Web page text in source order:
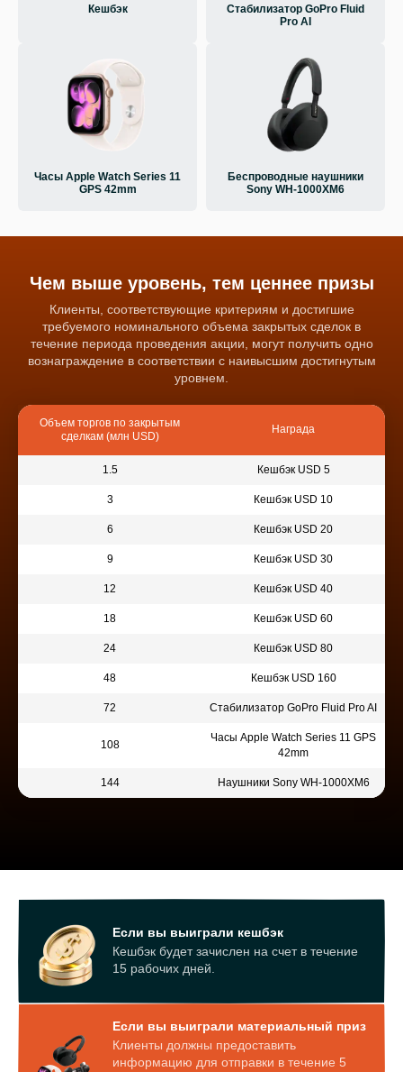
Кешбэк
Стабилизатор GoPro Fluid
Pro AI
Часы Apple Watch Series 11
GPS 42mm
Беспроводные наушники
Sony WH-1000XM6
Чем выше уровень, тем ценнее призы
Клиенты, соответствующие критериям и достигшие
требуемого номинального объема закрытых сделок в
течение периода проведения акции, могут получить одно
вознаграждение в соответствии с наивысшим достигнутым
уровнем.
Объем торгов по закрытым
сделкам (млн USD)
Награда
1.5 Кешбэк USD 5
3 Кешбэк USD 10
6 Кешбэк USD 20
9 Кешбэк USD 30
12 Кешбэк USD 40
18 Кешбэк USD 60
24 Кешбэк USD 80
48 Кешбэк USD 160
72 Стабилизатор GoPro Fluid Pro AI
108
Часы Apple Watch Series 11 GPS
42mm
144 Наушники Sony WH‑1000XM6
Если вы выиграли кешбэк
Кешбэк будет зачислен на счет в течение
15 рабочих дней.
Если вы выиграли материальный приз
Клиенты должны предоставить
информацию для отправки в течение 5